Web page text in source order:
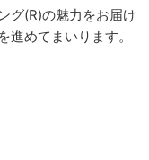
グ(R)の魅力をお届け
めてまいります。